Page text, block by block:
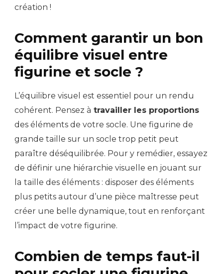
création !
Comment garantir un bon
équilibre visuel entre
figurine et socle ?
L’équilibre visuel est essentiel pour un rendu
cohérent. Pensez à travailler les proportions
des éléments de votre socle. Une figurine de
grande taille sur un socle trop petit peut
paraître déséquilibrée. Pour y remédier, essayez
de définir une hiérarchie visuelle en jouant sur
la taille des éléments : disposer des éléments
plus petits autour d’une pièce maîtresse peut
créer une belle dynamique, tout en renforçant
l’impact de votre figurine.
Combien de temps faut-il